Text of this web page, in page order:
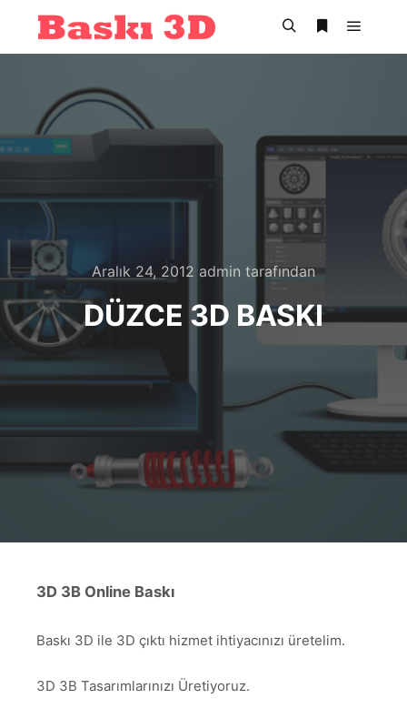
Ana
Aralık 24, 2012 admin tarafından
DÜZCE 3D BASKI
3D 3B Online Baskı
Baskı 3D ile 3D çıktı hizmet ihtiyacınızı üretelim.
3D 3B Tasarımlarınızı Üretiyoruz.